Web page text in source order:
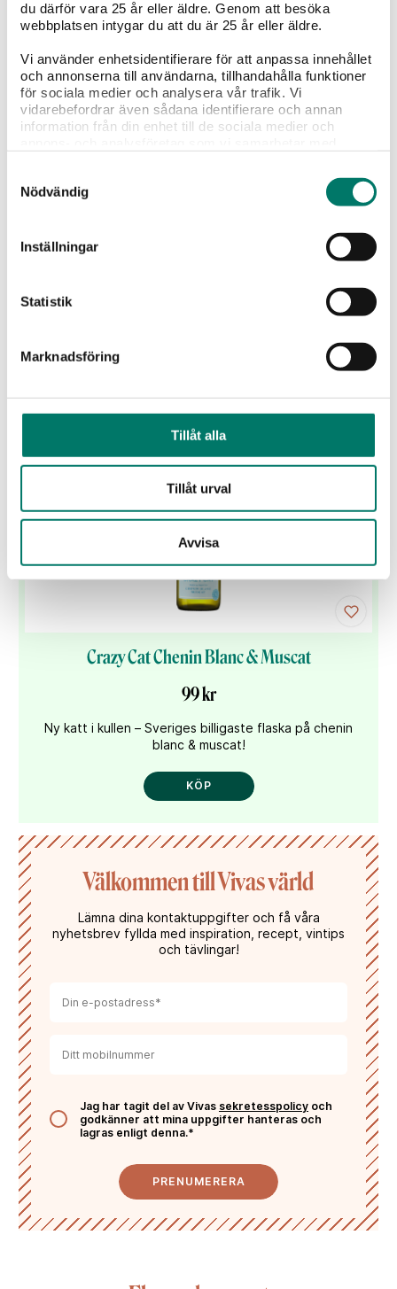
du därför vara 25 år eller äldre. Genom att besöka
webbplatsen intygar du att du är 25 år eller äldre.
Vi använder enhetsidentifierare för att anpassa innehållet
och annonserna till användarna, tillhandahålla funktioner
för sociala medier och analysera vår trafik. Vi
vidarebefordrar även sådana identifierare och annan
information från din enhet till de sociala medier och
information som du har tillhandahållit eller som de har
samlat in när du har använt deras tjänster.
Nödvändig
Inställningar
Statistik
Marknadsföring
Tillåt alla
Tillåt urval
Avvisa
Manuel Formigo Finca Teira Ribeiro
Ett exklusivt vitt vin från Galiciens DO Ribeiro lanseras
Crazy Cat Chenin Blanc & Muscat
99 kr
Ny katt i kullen – Sveriges billigaste flaska på chenin
blanc & muscat!
KÖP
Välkommen till Vivas värld
Lämna dina kontaktuppgifter och få våra
nyhetsbrev fyllda med inspiration, recept, vintips
och tävlingar!
Jag har tagit del av Vivas sekretesspolicy och
godkänner att mina uppgifter hanteras och
lagras enligt denna.*
PRENUMERERA